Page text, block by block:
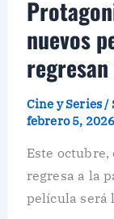
nuevos
Cine y Series/
febrero 5, 2026
Este
regresa a la
película será